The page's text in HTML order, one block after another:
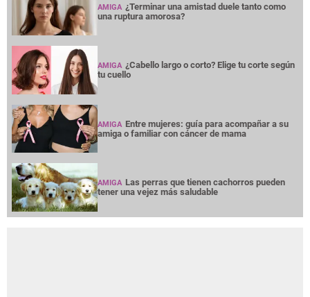
AMIGA ¿Terminar una amistad duele tanto como
una ruptura amorosa?
AMIGA ¿Cabello largo o corto? Elige tu corte según
tu cuello
AMIGA Entre mujeres: guía para acompañar a su
amiga o familiar con cáncer de mama
AMIGA Las perras que tienen cachorros pueden
tener una vejez más saludable